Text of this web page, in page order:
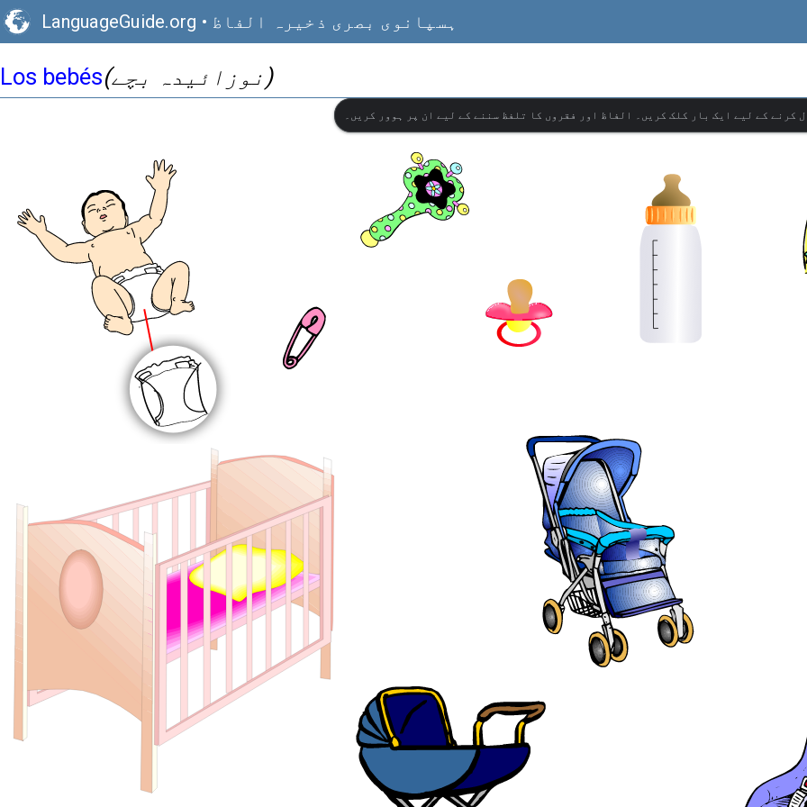
LanguageGuide.org • ہسپانوی بصری ذخیرہ الفاظ
Los bebés (نوزائیدہ بچے)
کرنے کے لیے ایک بار کلک کریں۔ الفاظ اور فقروں کا تلفظ سننے کے لیے ان پر ہوور کریں۔